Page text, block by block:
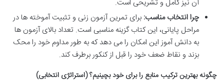
آن نیز کامل و تشریحی است.
چرا انتخاب مناسب: برای تمرین آزمون زنی و تثبیت آموخته ها در
مراحل پایانی، این کتاب گزینه مناسبی است. تعداد بالای آزمون ها
به دانش آموز این امکان را می دهد که به طور مداوم خود را محک
بزند و نقاط ضعف خود را قبل از کنکور برطرف کند.
چگونه بهترین ترکیب منابع را برای خود بچینیم؟ (استراتژی انتخابی)